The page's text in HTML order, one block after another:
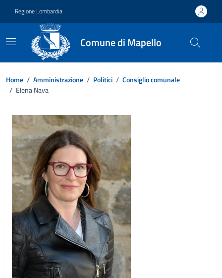
Regione Lombardia
Comune di Mapello
Home / Amministrazione / Politici / Consiglio comunale
/ Elena Nava